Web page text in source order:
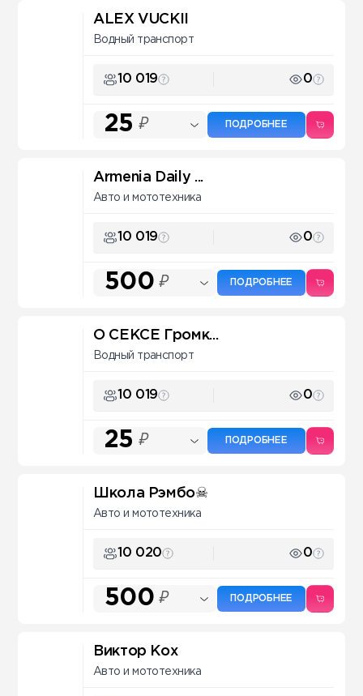
ALEX VUCKII
Водный транспорт
10 019 0
25 ₽ ПОДРОБНЕЕ
Armenia Daily ...
Авто и мототехника
10 019 0
500 ₽ ПОДРОБНЕЕ
О СЕКСЕ Громк...
Водный транспорт
10 019 0
25 ₽ ПОДРОБНЕЕ
Школа Рэмбо☠
Авто и мототехника
10 020 0
500 ₽ ПОДРОБНЕЕ
Виктор Кох
Авто и мототехника